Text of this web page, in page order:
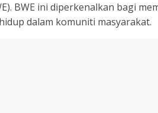
BWE ini diperkenalkan bagi
dalam komuniti masyarakat.